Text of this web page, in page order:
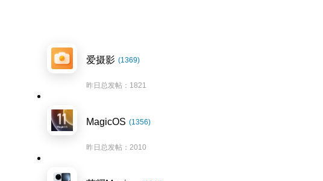
爱摄影 (1369)
昨日总发帖：1821
MagicOS (1356)
昨日总发帖：2010